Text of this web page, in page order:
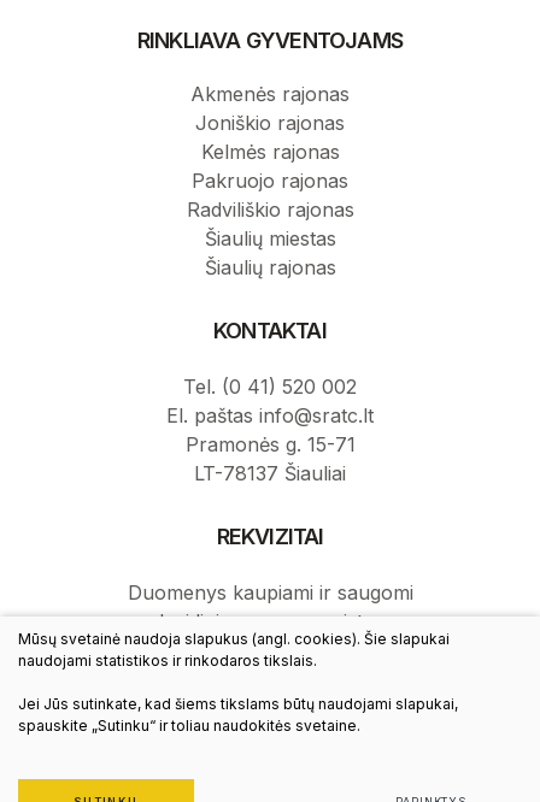
RINKLIAVA GYVENTOJAMS
Akmenės rajonas
Joniškio rajonas
Kelmės rajonas
Pakruojo rajonas
Radviliškio rajonas
Šiaulių miestas
Šiaulių rajonas
KONTAKTAI
Tel. (0 41) 520 002
El. paštas info@sratc.lt
Pramonės g. 15-71
LT-78137 Šiauliai
REKVIZITAI
Duomenys kaupiami ir saugomi
Juridinių asmenų registre.
Juridinio asmens kodas: 145787276.
Mūsų svetainė naudoja slapukus (angl. cookies). Šie slapukai
naudojami statistikos ir rinkodaros tikslais.
Jei Jūs sutinkate, kad šiems tikslams būtų naudojami slapukai,
spauskite „Sutinku“ ir toliau naudokitės svetaine.